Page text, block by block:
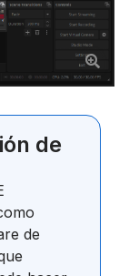
de
de